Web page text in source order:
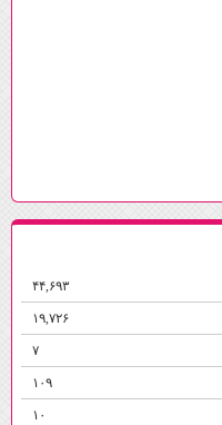
۴۴,۶۹۳
۱۹,۷۲۶
۷
۱۰۹
۱۰